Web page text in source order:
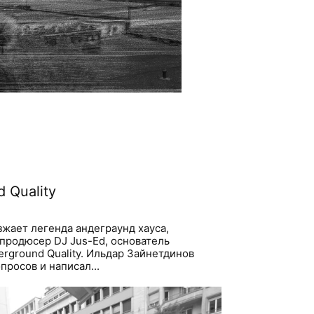
Quality
легенда андеграунд хауса,
DJ Jus-Ed, основатель
Quality. Ильдар Зайнетдинов
и написал...